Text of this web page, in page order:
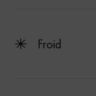
froid